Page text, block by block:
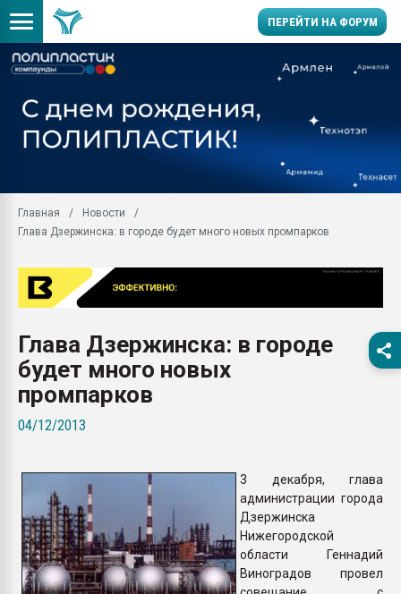
ПЕРЕЙТИ НА ФОРУМ
Вакуум-формовочные
28.07.2026
бутылок
Материал поверхности
вакуумного
Главная
Новости
Глава Дзержинска: в городе будет много новых промпарков
Глава Дзержинска: в городе
будет много новых
промпарков
04/12/2013
3 декабря, глава
администрации города
Дзержинска
Нижегородской
области Геннадий
Виноградов провел